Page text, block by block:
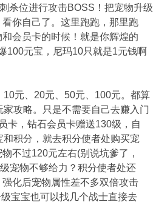
杀位进行攻击BOSS！把宠物升级
你自己了。这里跑跑，那里跑
会员卡的时候！就是你辉煌的
100元宝，尼玛10只就是1元钱啊
元、20元、50元、100元。都算
攻略。只是不需要自己去赚入门
卡，钻石会员卡赠送130级，自
积分，就去积分使者处购买宠
不过120元左右(别说坑爹了，
宠物不够给力？积分使者处还
化后宠物属性差不多双倍攻击
宝宝也可以找几个战士直接去